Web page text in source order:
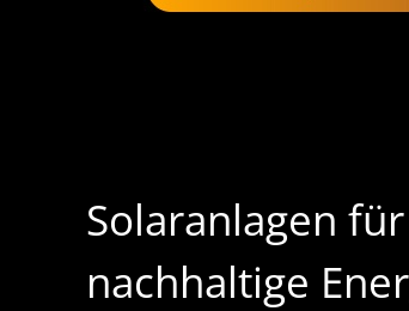
Solaranlagen
nachhaltige